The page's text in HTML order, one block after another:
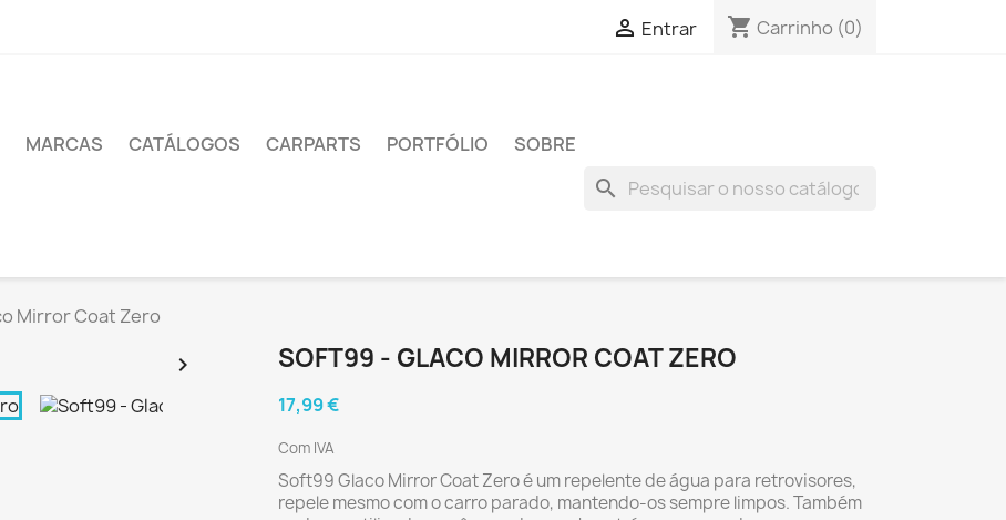
 Entrar shopping_cart Carrinho (0)
MARCAS CATÁLOGOS CARPARTS PORTFÓLIO SOBRE
search
Mirror Coat Zero
 SOFT99 - GLACO MIRROR COAT ZERO
17,99 €
Com IVA
Soft99 Glaco Mirror Coat Zero é um repelente de água para retrovisores,
repele mesmo com o carro parado, mantendo-os sempre limpos. Também